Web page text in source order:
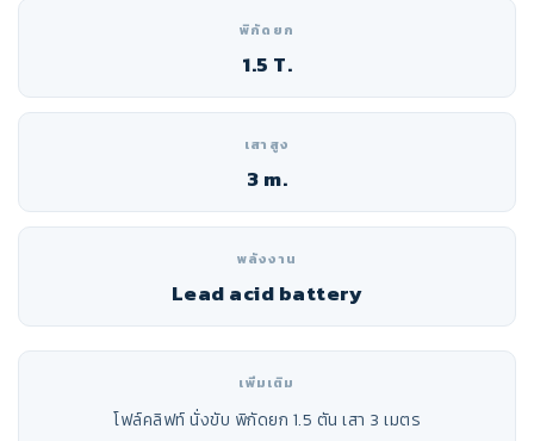
พิกัดยก
1.5 T.
เสาสูง
3 m.
พลังงาน
Lead acid battery
เพิ่มเติม
โฟล์คลิฟท์ นั่งขับ พิกัดยก 1.5 ตัน เสา 3 เมตร